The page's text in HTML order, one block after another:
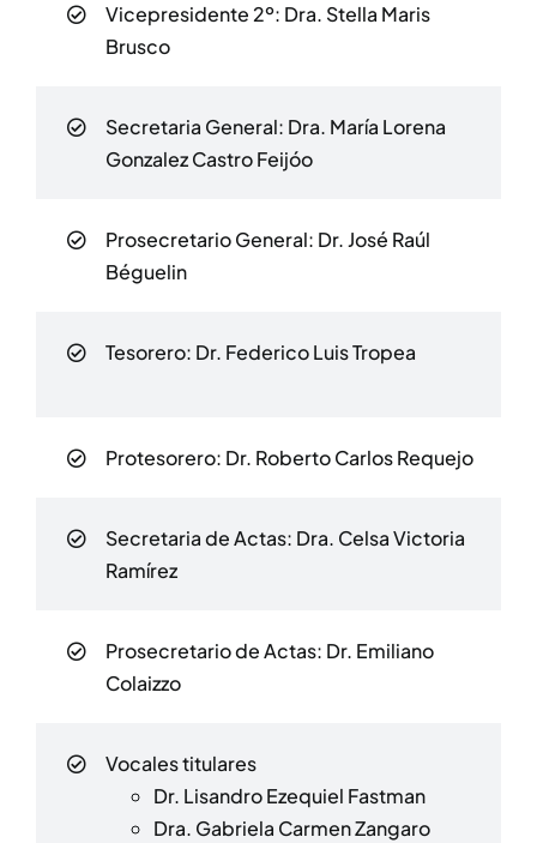
Vicepresidente 2º: Dra. Stella Maris
Brusco
Secretaria General: ​Dra. María Lorena
Gonzalez Castro Feijóo
Prosecretario General: Dr. José Raúl
Béguelin
Tesorero: Dr. Federico Luis Tropea
Protesorero: Dr. Roberto Carlos Requejo​
Secretaria de Actas: Dra. Celsa Victoria
Ramírez
Prosecretario de Actas: Dr. Emiliano
Colaizzo
Vocales titulares
Dr. Lisandro Ezequiel Fastman
Dra. Gabriela Carmen Zangaro